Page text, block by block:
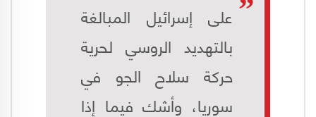
على إسرائيل المبالغة
بالتهديد الروسي لحرية
حركة سلاح الجو في
سوريا، وأشك فيما إذا